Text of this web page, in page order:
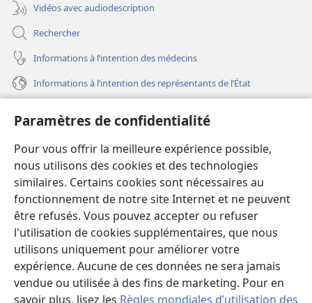
Paramètres de confidentialité
Pour vous offrir la meilleure expérience possible,
nous utilisons des cookies et des technologies
similaires. Certains cookies sont nécessaires au
fonctionnement de notre site Internet et ne peuvent
être refusés. Vous pouvez accepter ou refuser
l'utilisation de cookies supplémentaires, que nous
utilisons uniquement pour améliorer votre
expérience. Aucune de ces données ne sera jamais
vendue ou utilisée à des fins de marketing. Pour en
savoir plus, lisez les Règles mondiales d’utilisation des
Vidéos avec audiodescription
Rechercher
Informations à l’intention des médecins
Informations à l’intention des représentants de l’État
(ouvre
une
nouvelle
fenêtre)
Bibliothèque en ligne
(ouvre
une
nouvelle
fenêtre)
JW Hub®
(ouvre
une
nouvelle
fenêtre)
JW Library
Watchtower Library